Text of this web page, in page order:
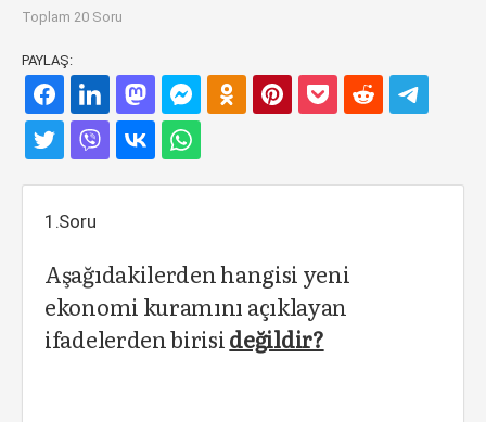
Toplam 20 Soru
PAYLAŞ:
1.Soru
Aşağıdakilerden hangisi yeni
ekonomi kuramını açıklayan
ifadelerden birisideğildir?